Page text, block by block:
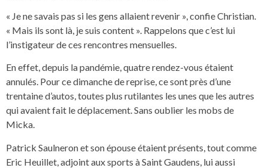
« Je ne savais pas si les gens allaient revenir », confie Christian.
« Mais ils sont là, je suis content ». Rappelons que c’est lui
l’instigateur de ces rencontres mensuelles.
En effet, depuis la pandémie, quatre rendez-vous étaient
annulés. Pour ce dimanche de reprise, ce sont près d’une
trentaine d’autos, toutes plus rutilantes les unes que les autres
qui avaient fait le déplacement. Sans oublier les mobs de
Micka.
Patrick Saulneron et son épouse étaient présents, tout comme
Eric Heuillet, adjoint aux sports à Saint Gaudens, lui aussi